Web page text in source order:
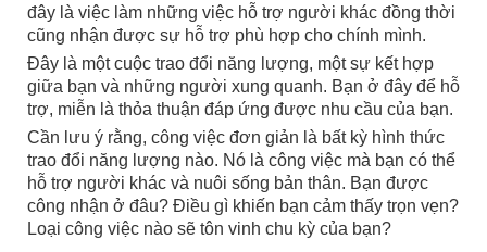
đây là việc làm những việc hỗ trợ người khác đồng thời
cũng nhận được sự hỗ trợ phù hợp cho chính mình.
Đây là một cuộc trao đổi năng lượng, một sự kết hợp
giữa bạn và những người xung quanh. Bạn ở đây để hỗ
trợ, miễn là thỏa thuận đáp ứng được nhu cầu của bạn.
Cần lưu ý rằng, công việc đơn giản là bất kỳ hình thức
trao đổi năng lượng nào. Nó là công việc mà bạn có thể
hỗ trợ người khác và nuôi sống bản thân. Bạn được
công nhận ở đâu? Điều gì khiến bạn cảm thấy trọn vẹn?
Loại công việc nào sẽ tôn vinh chu kỳ của bạn?